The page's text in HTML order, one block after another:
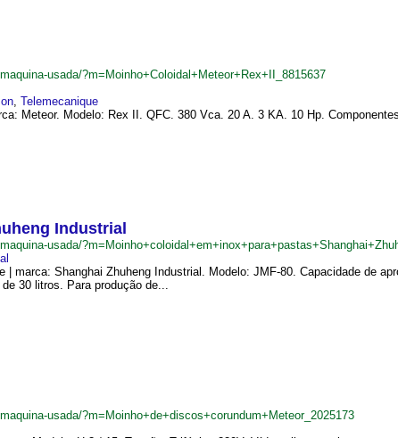
usada/?m=Moinho+Coloidal+Meteor+Rex+II_8815637
, Telemecanique
Meteor. Modelo: Rex II. QFC. 380 Vca. 20 A. 3 KA. 10 Hp.
Industrial
usada/
| marca: Shanghai Zhuheng Industrial. Modelo: JMF-80. Capacidade de
30 litros. Para produção de...
usada/?m=Moinho+de+discos+corundum+Meteor_2025173